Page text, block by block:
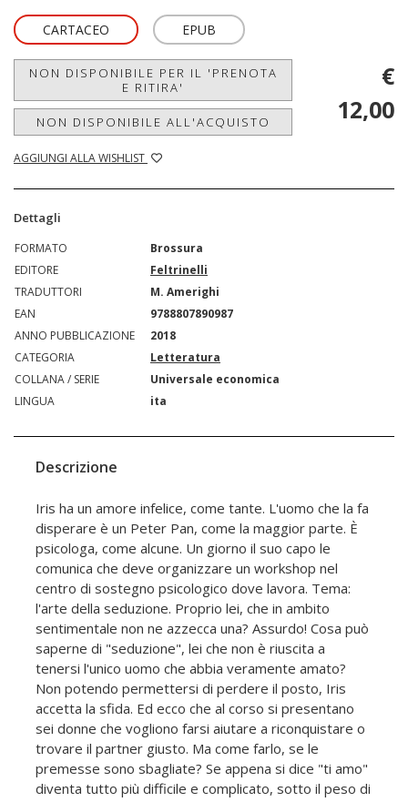
CARTACEO EPUB
NON DISPONIBILE PER IL 'PRENOTA
E RITIRA'
NON DISPONIBILE ALL'ACQUISTO
AGGIUNGI ALLA WISHLIST
€
12,00
Dettagli
FORMATO
Brossura
EDITORE
Feltrinelli
TRADUTTORI
M. Amerighi
EAN
9788807890987
ANNO PUBBLICAZIONE
2018
CATEGORIA
Letteratura
COLLANA / SERIE
Universale economica
LINGUA
ita
Descrizione
Iris ha un amore infelice, come tante. L'uomo che la fa
disperare è un Peter Pan, come la maggior parte. È
psicologa, come alcune. Un giorno il suo capo le
comunica che deve organizzare un workshop nel
centro di sostegno psicologico dove lavora. Tema:
l'arte della seduzione. Proprio lei, che in ambito
sentimentale non ne azzecca una? Assurdo! Cosa può
saperne di "seduzione", lei che non è riuscita a
tenersi l'unico uomo che abbia veramente amato?
Non potendo permettersi di perdere il posto, Iris
accetta la sfida. Ed ecco che al corso si presentano
sei donne che vogliono farsi aiutare a riconquistare o
trovare il partner giusto. Ma come farlo, se le
premesse sono sbagliate? Se appena si dice "ti amo"
diventa tutto più difficile e complicato, sotto il peso di